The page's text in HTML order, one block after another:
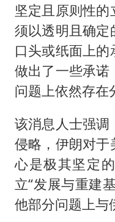
坚定且原则性
须以透明且确定
口头或纸面上
做出了一些承诺
问题上依然存在
该消息人士强调
侵略，伊朗对于
心是极其坚定
立“发展与重建
他部分问题上与